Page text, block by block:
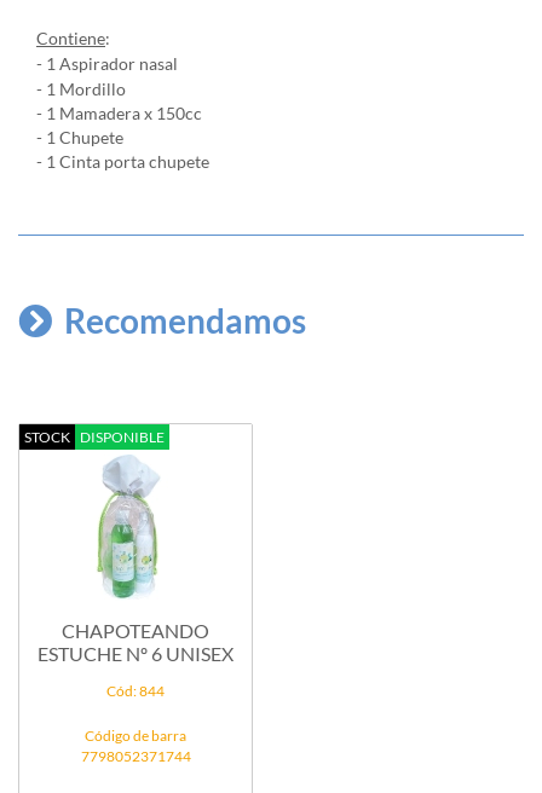
Contiene:
- 1 Aspirador nasal
- 1 Mordillo
- 1 Mamadera x 150cc
- 1 Chupete
- 1 Cinta porta chupete
Recomendamos
STOCK DISPONIBLE
CHAPOTEANDO
ESTUCHE Nº 6 UNISEX
Cód: 844
Código de barra
7798052371744